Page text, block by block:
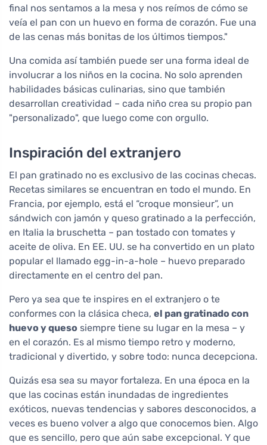
final nos sentamos a la mesa y nos reímos de cómo se
veía el pan con un huevo en forma de corazón. Fue una
de las cenas más bonitas de los últimos tiempos."
Una comida así también puede ser una forma ideal de
involucrar a los niños en la cocina. No solo aprenden
habilidades básicas culinarias, sino que también
desarrollan creatividad – cada niño crea su propio pan
"personalizado", que luego come con orgullo.
Inspiración del extranjero
El pan gratinado no es exclusivo de las cocinas checas.
Recetas similares se encuentran en todo el mundo. En
Francia, por ejemplo, está el “croque monsieur”, un
sándwich con jamón y queso gratinado a la perfección,
en Italia la bruschetta – pan tostado con tomates y
aceite de oliva. En EE. UU. se ha convertido en un plato
popular el llamado egg-in-a-hole – huevo preparado
directamente en el centro del pan.
Pero ya sea que te inspires en el extranjero o te
conformes con la clásica checa, el pan gratinado con
huevo y queso siempre tiene su lugar en la mesa – y
en el corazón. Es al mismo tiempo retro y moderno,
tradicional y divertido, y sobre todo: nunca decepciona.
Quizás esa sea su mayor fortaleza. En una época en la
que las cocinas están inundadas de ingredientes
exóticos, nuevas tendencias y sabores desconocidos, a
veces es bueno volver a algo que conocemos bien. Algo
que es sencillo, pero que aún sabe excepcional. Y que